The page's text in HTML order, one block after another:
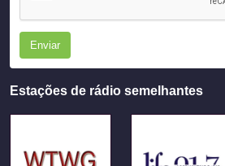
Enviar
Estações de rádio semelhantes